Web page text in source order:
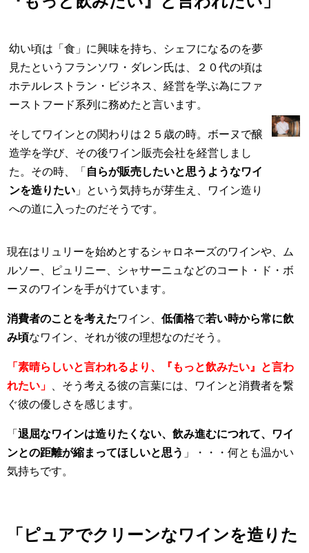
幼い頃は「食」に興味を持ち、シェフになるのを夢
見たというフランソワ・ダレン氏は、２０代の頃は
ホテルレストラン・ビジネス、経営を学ぶ為にファ
ーストフード系列に務めたと言います。
そしてワインとの関わりは２５歳の時。ボーヌで醸
造学を学び、その後ワイン販売会社を経営しまし
た。その時、「 自らが販売したいと思うようなワイ
ンを造りたい 」という気持ちが芽生え、ワイン造り
への道に入ったのだそうです。
現在はリュリーを始めとするシャロネーズのワインや、ム
ルソー、ピュリニー、シャサーニュなどのコート・ド・ボ
ーヌのワインを手がけています。
消費者のことを考えたワイン、 低価格で若い時から常に飲
み頃なワイン、それが彼の理想なのだそう。
「素晴らしいと言われるより、『もっと飲みたい』と言わ
れたい」
、そう考える彼の言葉には、ワインと消費者を繋
ぐ彼の優しさを感じます。
「 退屈なワインは造りたくない、飲み進むにつれて、ワイ
ンとの距離が縮まってほしいと思う 」・・・何とも温かい
気持ちです。
「ピュアでクリーンなワインを造りた